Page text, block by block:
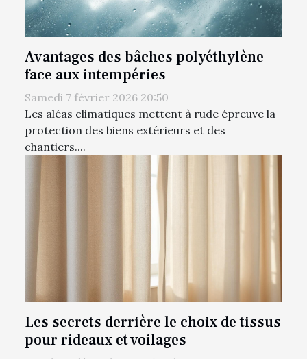
Avantages des bâches polyéthylène
face aux intempéries
Samedi 7 février 2026 20:50
Les aléas climatiques mettent à rude épreuve la
protection des biens extérieurs et des
chantiers....
Les secrets derrière le choix de tissus
pour rideaux et voilages